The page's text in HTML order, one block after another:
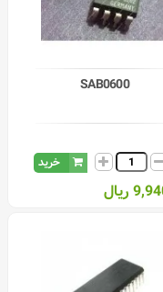
SAB0600
خرید
ریال